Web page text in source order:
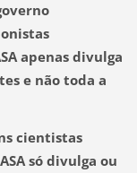
apenas divulga
e não toda a
cientistas
só divulga ou